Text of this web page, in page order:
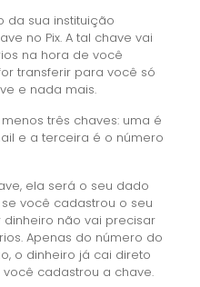
da sua instituição
no Pix. A tal chave vai
na hora de você
transferir para você só
e nada mais.
três chaves: uma é
e a terceira é o número
ela será o seu dado
se você cadastrou o seu
não vai precisar
Apenas do número do
o dinheiro já cai direto
cadastrou a chave.